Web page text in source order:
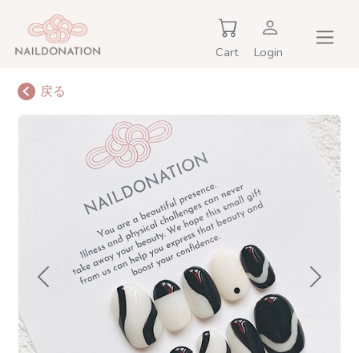
Cart Login
戻る
Previous Next